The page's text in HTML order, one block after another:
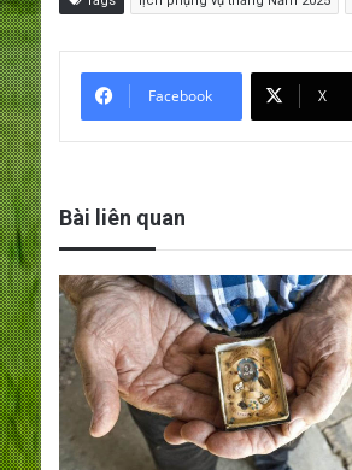
Facebook X
Bài liên quan